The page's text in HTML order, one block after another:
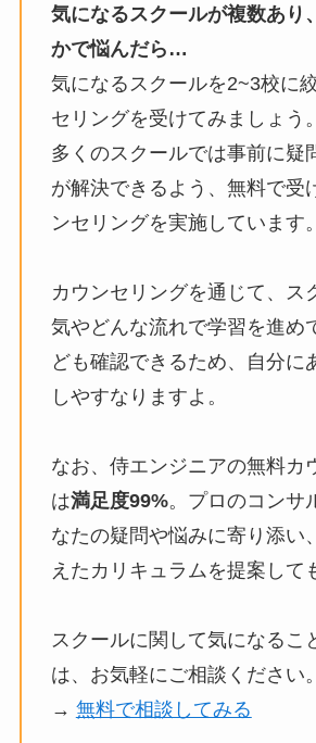
気になるスクールが複数あり
かで悩んだら…
気になるスクールを2~3校に
セリングを受けてみましょう。
多くのスクールでは事前に疑
が解決できるよう、無料で受
ンセリングを実施しています。
カウンセリングを通じて、ス
気やどんな流れで学習を進め
ども確認できるため、自分に
しやすなりますよ。
なお、侍エンジニアの無料カ
は満足度99%。プロのコンサ
なたの疑問や悩みに寄り添い
えたカリキュラムを提案して
スクールに関して気になるこ
は、お気軽にご相談ください。
→ 無料で相談してみる